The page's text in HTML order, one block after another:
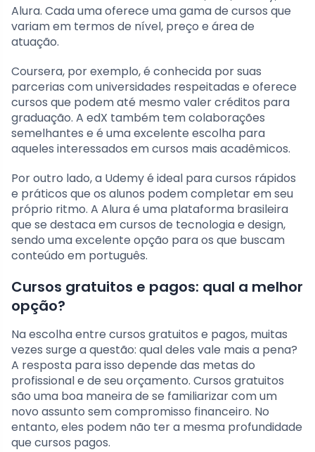
Alura. Cada uma oferece uma gama de cursos que
variam em termos de nível, preço e área de
atuação.
Coursera, por exemplo, é conhecida por suas
parcerias com universidades respeitadas e oferece
cursos que podem até mesmo valer créditos para
graduação. A edX também tem colaborações
semelhantes e é uma excelente escolha para
aqueles interessados em cursos mais acadêmicos.
Por outro lado, a Udemy é ideal para cursos rápidos
e práticos que os alunos podem completar em seu
próprio ritmo. A Alura é uma plataforma brasileira
que se destaca em cursos de tecnologia e design,
sendo uma excelente opção para os que buscam
conteúdo em português.
Cursos gratuitos e pagos: qual a melhor
opção?
Na escolha entre cursos gratuitos e pagos, muitas
vezes surge a questão: qual deles vale mais a pena?
A resposta para isso depende das metas do
profissional e de seu orçamento. Cursos gratuitos
são uma boa maneira de se familiarizar com um
novo assunto sem compromisso financeiro. No
entanto, eles podem não ter a mesma profundidade
que cursos pagos.